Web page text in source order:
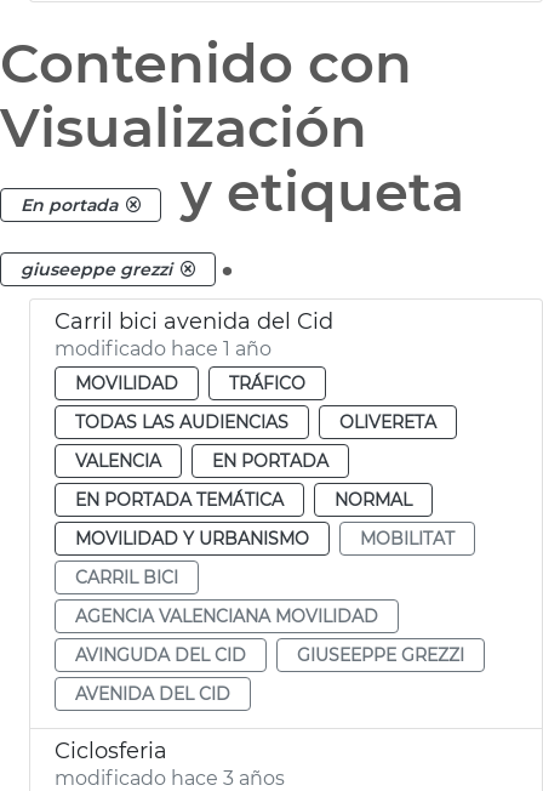
Contenido con
Visualización
En portada y etiqueta
giuseeppe grezzi .
Carril bici avenida del Cid
modificado hace 1 año
MOVILIDAD
TRÁFICO
TODAS LAS AUDIENCIAS
OLIVERETA
VALENCIA
EN PORTADA
EN PORTADA TEMÁTICA
NORMAL
MOVILIDAD Y URBANISMO
MOBILITAT
CARRIL BICI
AGENCIA VALENCIANA MOVILIDAD
AVINGUDA DEL CID
GIUSEEPPE GREZZI
AVENIDA DEL CID
Ciclosferia
modificado hace 3 años